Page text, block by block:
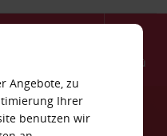
Menü
Odda
Angebote, zu
Ihrer
benutzen wir